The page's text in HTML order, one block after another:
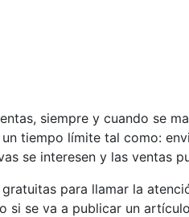
siempre y cuando se
tiempo límite tal como:
se interesen y las ventas
para llamar la
si se va a publicar un